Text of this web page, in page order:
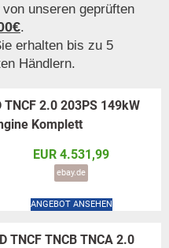
unseren geprüften
.
erhalten bis zu 5
Händlern.
2.0 203PS 149kW
Komplett
EUR 4.531,99
ebay.de
ANGEBOT ANSEHEN
TNCF TNCB TNCA 2.0